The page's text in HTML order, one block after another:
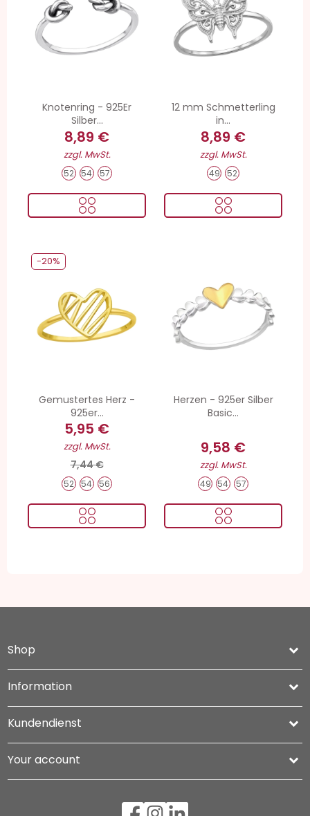
Knotenring - 925Er
Silber...
8,89 €
zzgl. MwSt.
52 54 57
12 mm Schmetterling
in...
8,89 €
zzgl. MwSt.
49 52
Gemustertes Herz -
925er...
5,95 €
zzgl. MwSt.
7,44 €
52 54 56
-20%
Herzen - 925er Silber
Basic...
9,58 €
zzgl. MwSt.
49 54 57
Shop keyboard_arrow_down
Information 
Kundendienst 
Your account 